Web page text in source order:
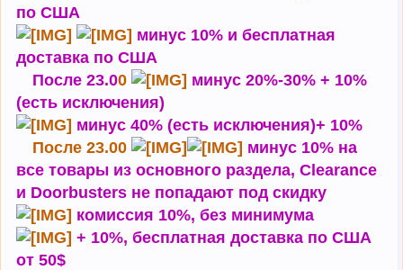
по США
минус 10% и бесплатная
доставка по США
После 23.00
минус 20%-30% + 10%
(есть исключения)
минус 40% (есть исключения)+ 10%
После 23.00
минус 10% на
все товары из основного раздела, Clearance
и Doorbusters не попадают под скидку
комиссия 10%, без минимума
+ 10%, бесплатная доставка по США
от 50$